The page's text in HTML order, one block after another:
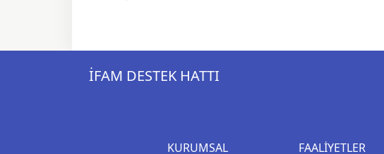
İFAM DESTEK HATTI
KURUMSAL FAALIYETLER